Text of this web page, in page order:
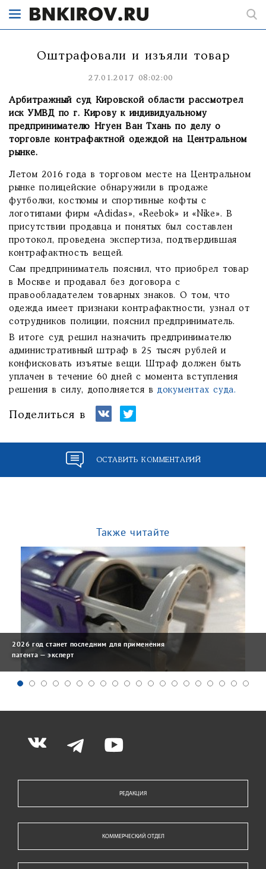
Оштрафовали и изъяли товар
27.01.2017 08:02:00
Арбитражный суд Кировской области рассмотрел
иск УМВД по г. Кирову к индивидуальному
предпринимателю Нгуен Ван Тхань по делу о
торговле контрафактной одеждой на Центральном
рынке.
Летом 2016 года в торговом месте на Центральном
рынке полицейские обнаружили в продаже
футболки, костюмы и спортивные кофты с
логотипами фирм «Adidas», «Reebok» и «Nike». В
присутствии продавца и понятых был составлен
протокол, проведена экспертиза, подтвердившая
контрафактность вещей.
Сам предприниматель пояснил, что приобрел товар
в Москве и продавал без договора с
правообладателем товарных знаков. О том, что
одежда имеет признаки контрафактности, узнал от
сотрудников полиции, пояснил предприниматель.
В итоге суд решил назначить предпринимателю
административный штраф в 25 тысяч рублей и
конфисковать изъятые вещи. Штраф должен быть
уплачен в течение 60 дней с момента вступления
решения в силу, дополняется вдокументах суда.
Поделиться в
ОСТАВИТЬ КОММЕНТАРИЙ
Также читайте
2026 год станет последним для применения
патента — эксперт
РЕДАКЦИЯ
КОММЕРЧЕСКИЙ ОТДЕЛ